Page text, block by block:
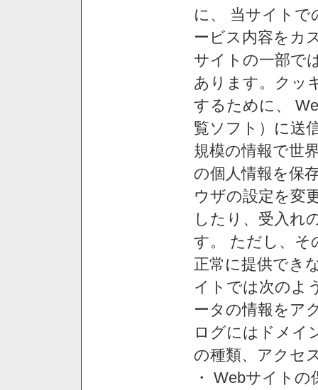
に、 当サイトで
ービス内容をカ
サイトの一部で
あります。クッ
するために、
覧ソフト）に送
規模の情報で世
の個人情報を保
ウザの設定を変
したり、受入れ
す。 ただし、そ
正常に提供でき
イトでは次のよ
ータの情報をア
ログにはドメイ
の種類、アクセ
・ Webサイトの